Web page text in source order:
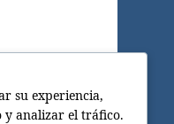
su experiencia,
y analizar el tráfico.